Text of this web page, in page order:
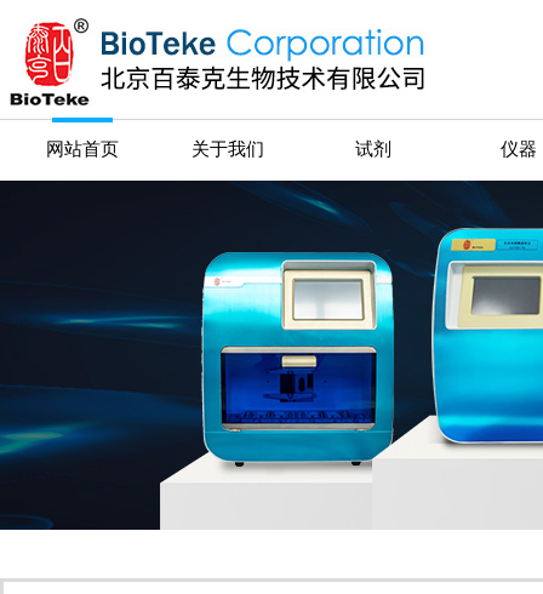
网站首页 关于我们 试剂 仪器